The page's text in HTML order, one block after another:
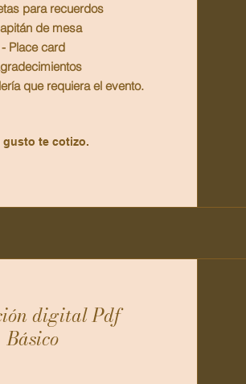
para recuerdos
de mesa
- Place card
que requiera el evento.
gusto te cotizo.
digital Pdf
Básico